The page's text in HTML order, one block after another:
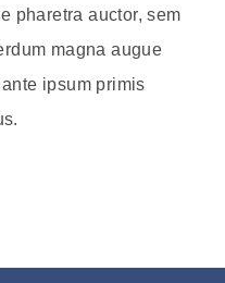
pharetra auctor, sem
magna augue
ipsum primis